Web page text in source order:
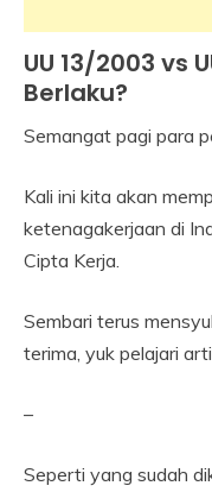
Industrial
Relation
UU 13/2003 vs
Berlaku?
2022
Semangat pagi para
Kali ini kita akan
ketenagakerjaan di
Cipta Kerja.
Sembari terus
terima, yuk pelajari
–
Seperti yang sudah